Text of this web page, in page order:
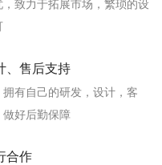
致力于拓展市场，繁琐的设
、售后支持
有自己的研发，设计，客
做好后勤保障
合作